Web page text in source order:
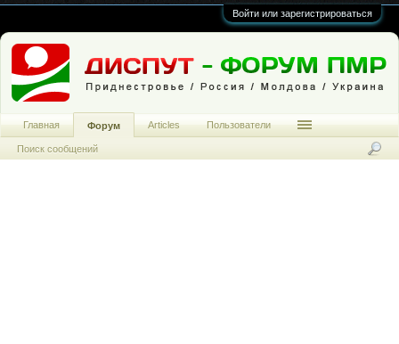
Войти или зарегистрироваться
Главная Форум
Поиск сообщений
Articles Пользователи